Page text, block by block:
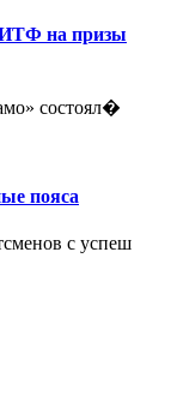
ИТФ на призы
состоял�
пояса
с успеш